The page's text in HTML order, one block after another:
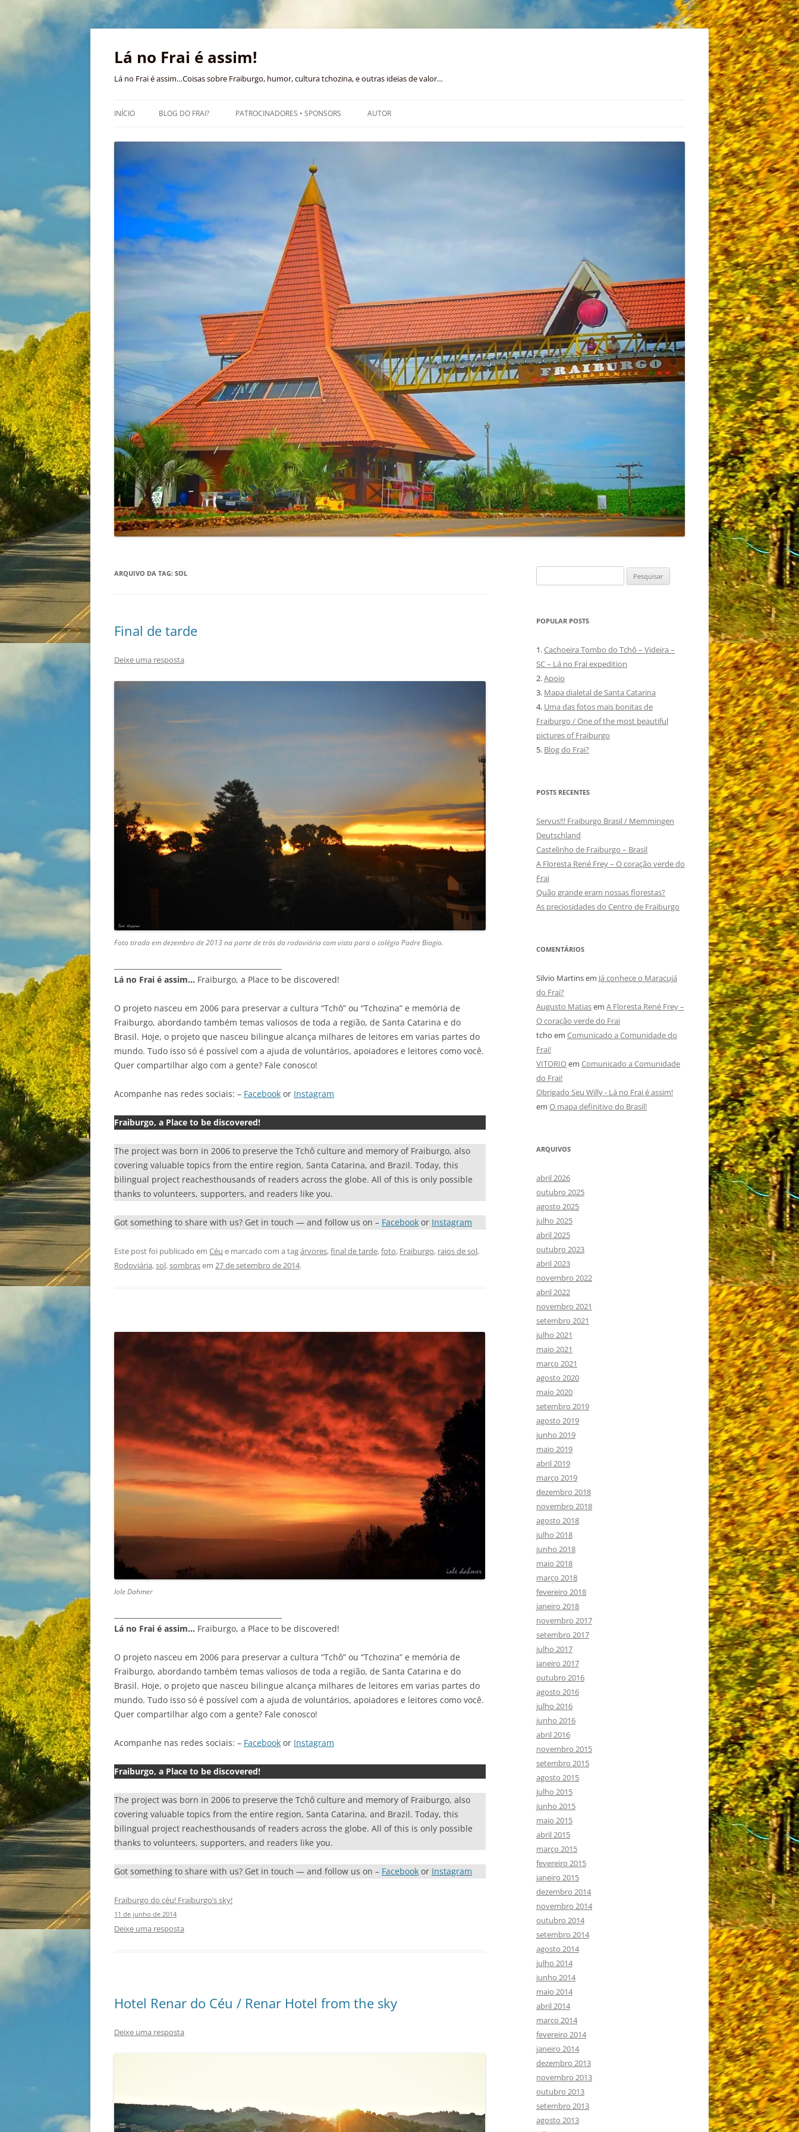
Pular
conteúdo
Lá no Frai é assim!
Lá no Frai é assim…Coisas sobre Fraiburgo, humor, cultura tchozina, e outras ideias de valor…
INÍCIO BLOG DO FRAI? PATROCINADORES • SPONSORS AUTOR
ARQUIVO DA TAG: SOL
Final de tarde
Deixe uma resposta
Foto tirada em dezembro de 2013 na parte de trás da rodoviária com vista para o colégio Padre Biagio.
Lá no Frai é assim… Fraiburgo, a Place to be discovered!
O projeto nasceu em 2006 para preservar a cultura “Tchô” ou “Tchozina” e memória de
Fraiburgo, abordando também temas valiosos de toda a região, de Santa Catarina e do
Brasil. Hoje, o projeto que nasceu bilingue alcança milhares de leitores em varias partes do
mundo. Tudo isso só é possível com a ajuda de voluntários, apoiadores e leitores como você.
Quer compartilhar algo com a gente? Fale conosco!
Acompanhe nas redes sociais: – Facebook or Instagram
Fraiburgo, a Place to be discovered!
The project was born in 2006 to preserve the Tchô culture and memory of Fraiburgo, also
covering valuable topics from the entire region, Santa Catarina, and Brazil. Today, this
bilingual project reachesthousands of readers across the globe. All of this is only possible
thanks to volunteers, supporters, and readers like you.
Got something to share with us? Get in touch — and follow us on – Facebook or Instagram
Este post foi publicado em Céu e marcado com a tagárvores,final de tarde,foto, Fraiburgo, raios de sol,
Rodoviária,sol,sombrasem 27 de setembro de 2014.
Iole Dahmer
Lá no Frai é assim… Fraiburgo, a Place to be discovered!
O projeto nasceu em 2006 para preservar a cultura “Tchô” ou “Tchozina” e memória de
Fraiburgo, abordando também temas valiosos de toda a região, de Santa Catarina e do
Brasil. Hoje, o projeto que nasceu bilingue alcança milhares de leitores em varias partes do
mundo. Tudo isso só é possível com a ajuda de voluntários, apoiadores e leitores como você.
Quer compartilhar algo com a gente? Fale conosco!
Acompanhe nas redes sociais: – Facebook or Instagram
Fraiburgo, a Place to be discovered!
The project was born in 2006 to preserve the Tchô culture and memory of Fraiburgo, also
covering valuable topics from the entire region, Santa Catarina, and Brazil. Today, this
bilingual project reachesthousands of readers across the globe. All of this is only possible
thanks to volunteers, supporters, and readers like you.
Got something to share with us? Get in touch — and follow us on – Facebook or Instagram
Fraiburgo do céu! Fraiburgo’s sky!
11 de junho de 2014
Deixe uma resposta
Hotel Renar do Céu / Renar Hotel from the sky
Deixe uma resposta
por:
POPULAR POSTS
1.Cachoeira Tombo do Tchô – Videira –
SC – Lá no Frai expedition
2.Apoio
3. Mapa dialetal de Santa Catarina
4. Uma das fotos mais bonitas de
Fraiburgo / One of the most beautiful
pictures of Fraiburgo
5. Blog do Frai?
POSTS RECENTES
Servus!!! Fraiburgo Brasil / Memmingen
Deutschland
Castelinho de Fraiburgo – Brasil
A Floresta René Frey – O coração verde do
Frai
Quão grande eram nossas florestas?
As preciosidades do Centro de Fraiburgo
COMENTÁRIOS
Silvio Martinsem Já conhece o Maracujá
do Frai?
Augusto Matiasem A Floresta René Frey –
O coração verde do Frai
tcho em Comunicado a Comunidade do
Frai!
VITORIOem Comunicado a Comunidade
do Frai!
Obrigado Seu Willy - Lá no Frai é assim!
em O mapa definitivo do Brasil!
ARQUIVOS
abril 2026
outubro 2025
agosto 2025
julho 2025
abril 2025
outubro 2023
abril 2023
novembro 2022
abril 2022
novembro 2021
setembro 2021
julho 2021
maio 2021
março 2021
agosto 2020
maio 2020
setembro 2019
agosto 2019
junho 2019
maio 2019
abril 2019
março 2019
dezembro 2018
novembro 2018
agosto 2018
julho 2018
junho 2018
maio 2018
março 2018
fevereiro 2018
janeiro 2018
novembro 2017
setembro 2017
julho 2017
janeiro 2017
outubro 2016
agosto 2016
julho 2016
junho 2016
abril 2016
novembro 2015
setembro 2015
agosto 2015
julho 2015
junho 2015
maio 2015
abril 2015
março 2015
fevereiro 2015
janeiro 2015
dezembro 2014
novembro 2014
outubro 2014
setembro 2014
agosto 2014
julho 2014
junho 2014
maio 2014
abril 2014
março 2014
fevereiro 2014
janeiro 2014
dezembro 2013
novembro 2013
outubro 2013
setembro 2013
agosto 2013